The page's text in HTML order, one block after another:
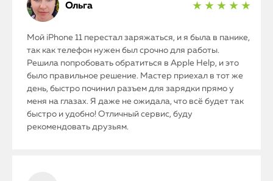
Ольга ★ ★ ★ ★ ★
Мой iPhone 11 перестал заряжаться, и я была в панике,
так как телефон нужен был срочно для работы.
Решила попробовать обратиться в Apple Help, и это
было правильное решение. Мастер приехал в тот же
день, быстро починил разъем для зарядки прямо у
меня на глазах. Я даже не ожидала, что всё будет так
быстро и удобно! Отличный сервис, буду
рекомендовать друзьям.